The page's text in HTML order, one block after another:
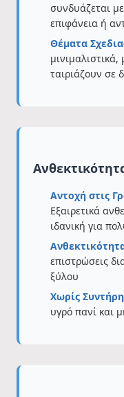
συνδυάζεται
επιφάνεια ή
Θέματα
ταιριάζουν σε
Αντοχή στις
Εξαιρετικά
ιδανική για
επιστρώσεις
ξύλου
Χωρίς
υγρό πανί και